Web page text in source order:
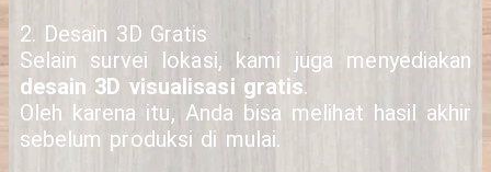
2. Desain 3D Gratis
Selain survei lokasi, kami juga menyediakan
desain 3D visualisasi gratis.
Oleh karena itu, Anda bisa melihat hasil akhir
sebelum produksi di mulai.